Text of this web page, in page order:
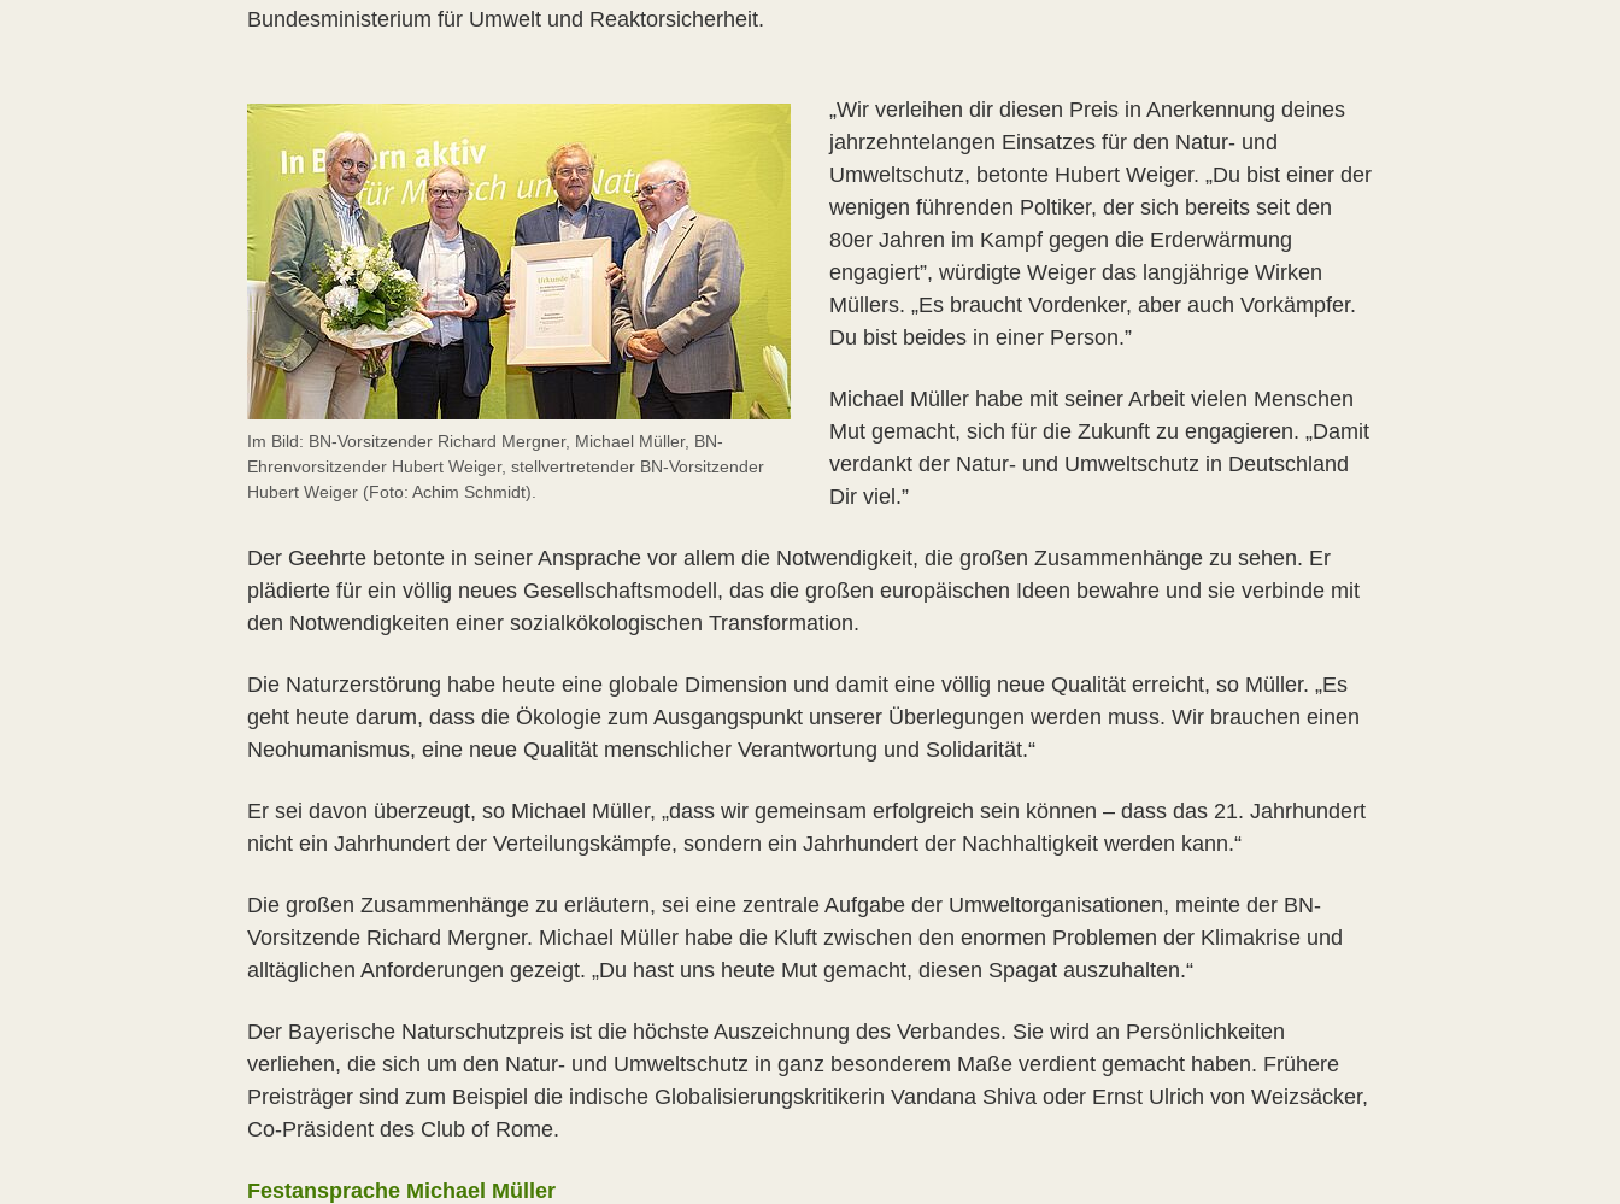
Bundesministerium für Umwelt und Reaktorsicherheit.
Im Bild: BN-Vorsitzender Richard Mergner, Michael Müller, BN-
Ehrenvorsitzender Hubert Weiger, stellvertretender BN-Vorsitzender
Hubert Weiger (Foto: Achim Schmidt).
„Wir verleihen dir diesen Preis in Anerkennung deines
jahrzehntelangen Einsatzes für den Natur- und
Umweltschutz, betonte Hubert Weiger. „Du bist einer der
wenigen führenden Poltiker, der sich bereits seit den
80er Jahren im Kampf gegen die Erderwärmung
engagiert”, würdigte Weiger das langjährige Wirken
Müllers. „Es braucht Vordenker, aber auch Vorkämpfer.
Du bist beides in einer Person.”
Michael Müller habe mit seiner Arbeit vielen Menschen
Mut gemacht, sich für die Zukunft zu engagieren. „Damit
verdankt der Natur- und Umweltschutz in Deutschland
Dir viel.”
Der Geehrte betonte in seiner Ansprache vor allem die Notwendigkeit, die großen Zusammenhänge zu sehen. Er
plädierte für ein völlig neues Gesellschaftsmodell, das die großen europäischen Ideen bewahre und sie verbinde mit
den Notwendigkeiten einer sozialkökologischen Transformation.
Die Naturzerstörung habe heute eine globale Dimension und damit eine völlig neue Qualität erreicht, so Müller. „Es
geht heute darum, dass die Ökologie zum Ausgangspunkt unserer Überlegungen werden muss. Wir brauchen einen
Neohumanismus, eine neue Qualität menschlicher Verantwortung und Solidarität.“
Er sei davon überzeugt, so Michael Müller, „dass wir gemeinsam erfolgreich sein können – dass das 21. Jahrhundert
nicht ein Jahrhundert der Verteilungskämpfe, sondern ein Jahrhundert der Nachhaltigkeit werden kann.“
Die großen Zusammenhänge zu erläutern, sei eine zentrale Aufgabe der Umweltorganisationen, meinte der BN-
Vorsitzende Richard Mergner. Michael Müller habe die Kluft zwischen den enormen Problemen der Klimakrise und
alltäglichen Anforderungen gezeigt. „Du hast uns heute Mut gemacht, diesen Spagat auszuhalten.“
Der Bayerische Naturschutzpreis ist die höchste Auszeichnung des Verbandes. Sie wird an Persönlichkeiten
verliehen, die sich um den Natur- und Umweltschutz in ganz besonderem Maße verdient gemacht haben. Frühere
Preisträger sind zum Beispiel die indische Globalisierungskritikerin Vandana Shiva oder Ernst Ulrich von Weizsäcker,
Co-Präsident des Club of Rome.
Festansprache Michael Müller